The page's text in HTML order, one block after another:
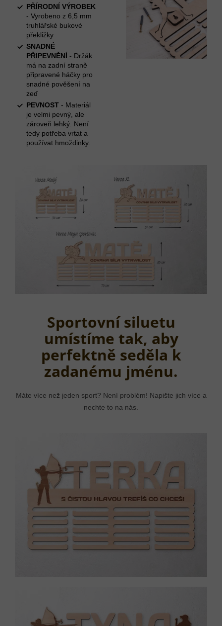
PŘÍRODNÍ VÝROBEK
- Vyrobeno z 6,5 mm
truhlářské bukové
překližky
SNADNÉ
PŘIPEVNĚNÍ - Držák
má na zadní straně
připravené háčky pro
snadné pověšení na
zeď
PEVNOST - Materiál
je velmi pevný, ale
zároveň lehký. Není
tedy potřeba vrtat a
používat hmoždinky.
Sportovní siluetu
umístíme tak, aby
perfektně seděla k
zadanému jménu.
Máte více než jeden sport? Není problém! Napište jich více a
nechte to na nás.